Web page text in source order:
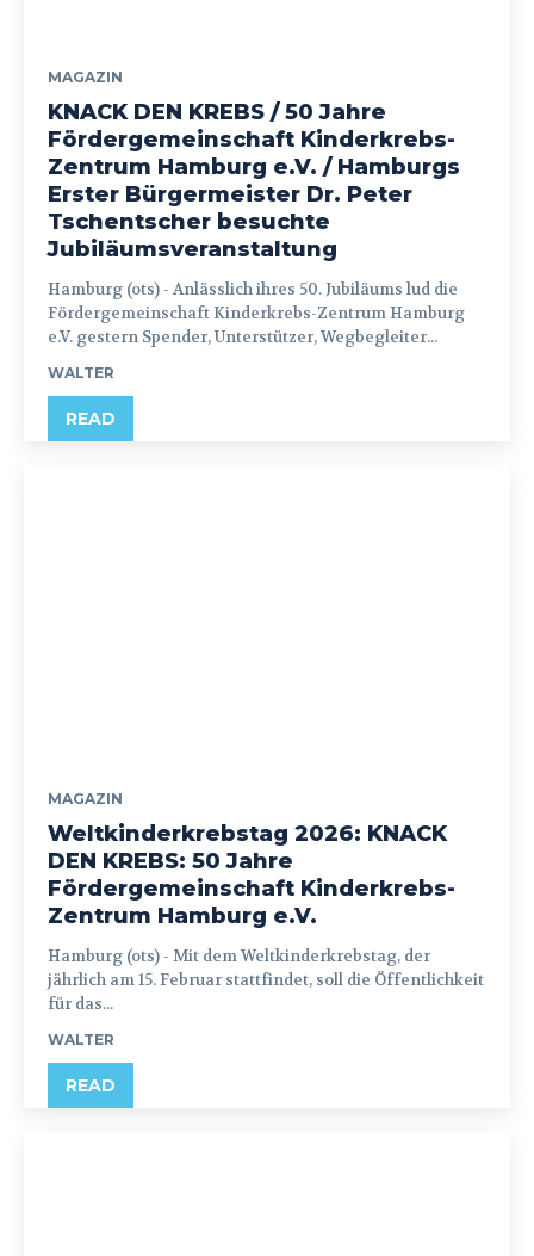
MAGAZIN
KNACK DEN KREBS / 50 Jahre
Fördergemeinschaft Kinderkrebs-
Zentrum Hamburg e.V. / Hamburgs
Erster Bürgermeister Dr. Peter
Tschentscher besuchte
Jubiläumsveranstaltung
Hamburg (ots) - Anlässlich ihres 50. Jubiläums lud die
Fördergemeinschaft Kinderkrebs-Zentrum Hamburg
e.V. gestern Spender, Unterstützer, Wegbegleiter...
WALTER
READ
MAGAZIN
Weltkinderkrebstag 2026: KNACK
DEN KREBS: 50 Jahre
Fördergemeinschaft Kinderkrebs-
Zentrum Hamburg e.V.
Hamburg (ots) - Mit dem Weltkinderkrebstag, der
jährlich am 15. Februar stattfindet, soll die Öffentlichkeit
für das...
WALTER
READ